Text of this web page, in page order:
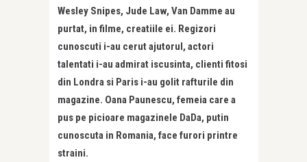
Wesley Snipes, Jude Law, Van Damme au
purtat, in filme, creatiile ei. Regizori
cunoscuti i-au cerut ajutorul, actori
talentati i-au admirat iscusinta, clienti fitosi
din Londra si Paris i-au golit rafturile din
magazine. Oana Paunescu, femeia care a
pus pe picioare magazinele DaDa, putin
cunoscuta in Romania, face furori printre
straini.